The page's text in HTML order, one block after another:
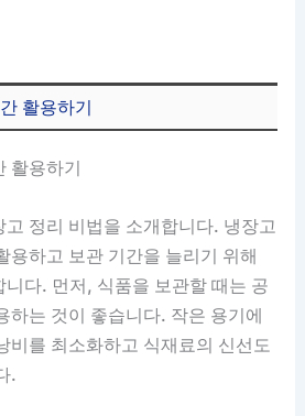
활용하기
활용하기
정리 비법을 소개합니다. 냉장고
용하고 보관 기간을 늘리기 위해
니다. 먼저, 식품을 보관할 때는 공
하는 것이 좋습니다. 작은 용기에
비를 최소화하고 식재료의 신선도
.